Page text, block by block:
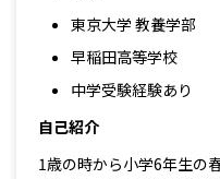
東京大学 教養学部
早稲田高等学校
中学受験経験あり
自己紹介
1歳の時から小学6年生の